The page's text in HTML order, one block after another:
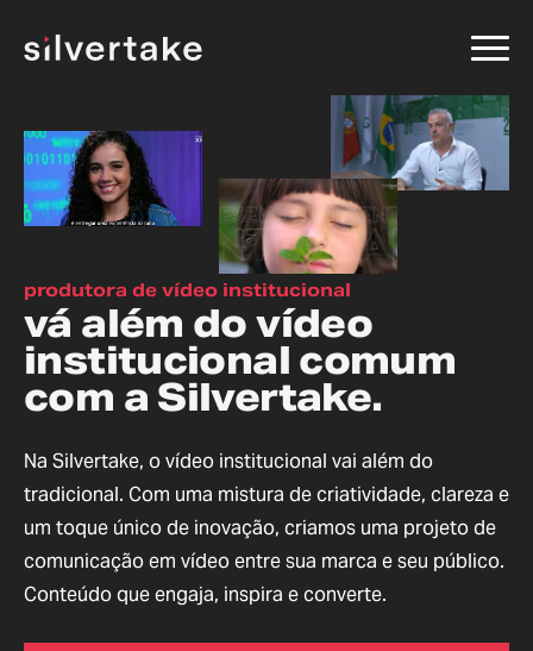
produtora de vídeo institucional
vá além do vídeo
institucional comum
com a Silvertake.
Na Silvertake, o vídeo institucional vai além do
tradicional. Com uma mistura de criatividade, clareza e
um toque único de inovação, criamos uma projeto de
comunicação em vídeo entre sua marca e seu público.
Conteúdo que engaja, inspira e converte.